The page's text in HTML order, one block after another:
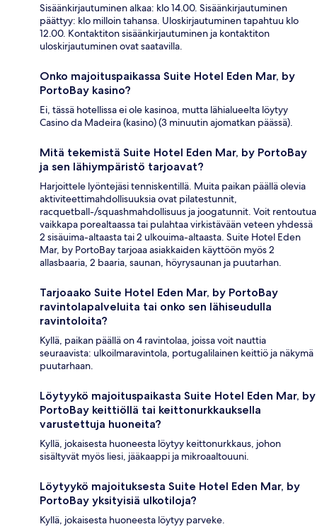
Sisäänkirjautuminen alkaa: klo 14.00. Sisäänkirjautuminen
päättyy: klo milloin tahansa. Uloskirjautuminen tapahtuu klo
12.00. Kontaktiton sisäänkirjautuminen ja kontaktiton
uloskirjautuminen ovat saatavilla.
Onko majoituspaikassa Suite Hotel Eden Mar, by
PortoBay kasino?
Ei, tässä hotellissa ei ole kasinoa, mutta lähialueelta löytyy
Casino da Madeira (kasino) (3 minuutin ajomatkan päässä).
Mitä tekemistä Suite Hotel Eden Mar, by PortoBay
ja sen lähiympäristö tarjoavat?
Harjoittele lyöntejäsi tenniskentillä. Muita paikan päällä olevia
aktiviteettimahdollisuuksia ovat pilatestunnit,
racquetball-/squashmahdollisuus ja joogatunnit. Voit rentoutua
vaikkapa porealtaassa tai pulahtaa virkistävään veteen yhdessä
2 sisäuima-altaasta tai 2 ulkouima-altaasta. Suite Hotel Eden
Mar, by PortoBay tarjoaa asiakkaiden käyttöön myös 2
allasbaaria, 2 baaria, saunan, höyrysaunan ja puutarhan.
Tarjoaako Suite Hotel Eden Mar, by PortoBay
ravintolapalveluita tai onko sen lähiseudulla
ravintoloita?
Kyllä, paikan päällä on 4 ravintolaa, joissa voit nauttia
seuraavista: ulkoilmaravintola, portugalilainen keittiö ja näkymä
puutarhaan.
Löytyykö majoituspaikasta Suite Hotel Eden Mar, by
PortoBay keittiöllä tai keittonurkkauksella
varustettuja huoneita?
Kyllä, jokaisesta huoneesta löytyy keittonurkkaus, johon
sisältyvät myös liesi, jääkaappi ja mikroaaltouuni.
Löytyykö majoituksesta Suite Hotel Eden Mar, by
PortoBay yksityisiä ulkotiloja?
Kyllä, jokaisesta huoneesta löytyy parveke.